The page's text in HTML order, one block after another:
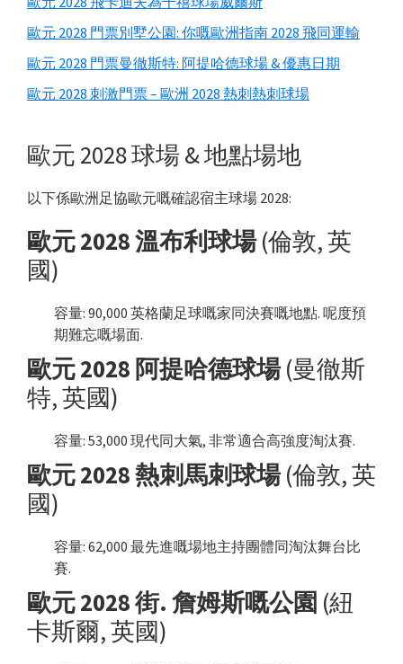
欄
歐元 2028 門票別墅公園: 你嘅歐洲指南 2028 飛同運輸
歐元 2028 門票曼徹斯特: 阿提哈德球場 & 優惠日期
歐元 2028 刺激門票 – 歐洲 2028 熱刺熱刺球場
歐元 2028 球場 & 地點場地
以下係歐洲足協歐元嘅確認宿主球場 2028:
歐元 2028 溫布利球場(倫敦, 英
國)
容量: 90,000 英格蘭足球嘅家同決賽嘅地點. 呢度預
期難忘嘅場面.
歐元 2028 阿提哈德球場(曼徹斯
特, 英國)
容量: 53,000 現代同大氣, 非常適合高強度淘汰賽.
歐元 2028 熱刺馬刺球場(倫敦, 英
國)
容量: 62,000 最先進嘅場地主持團體同淘汰舞台比
賽.
歐元 2028 街. 詹姆斯嘅公園 (紐
卡斯爾, 英國)